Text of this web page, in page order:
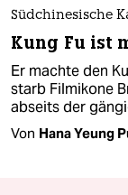
Südchinesische
Kung Fu ist
Er machte den
starb Filmikone
abseits der
Von Hana Yeung